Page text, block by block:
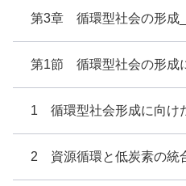
第3章 循環型社会の形成
第1節 循環型社会の形成
1 循環型社会形成に向け
2 資源循環と低炭素の統